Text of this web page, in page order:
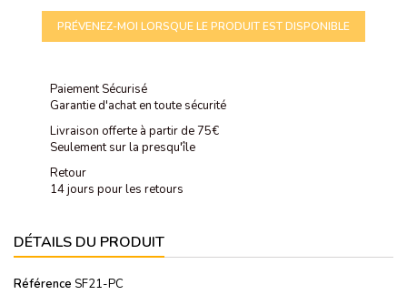
PRÉVENEZ-MOI LORSQUE LE PRODUIT EST DISPONIBLE
Paiement Sécurisé
Garantie d'achat en toute sécurité
Livraison offerte à partir de 75€
Seulement sur la presqu'île
Retour
14 jours pour les retours
DÉTAILS DU PRODUIT
Référence SF21-PC